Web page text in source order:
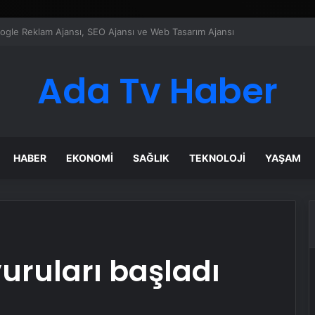
Dijital Taşımacılık Yazılımı
Ada Tv Haber
HABER EKONOMI SAĞLIK TEKNOLOJI YAŞAM
başladı